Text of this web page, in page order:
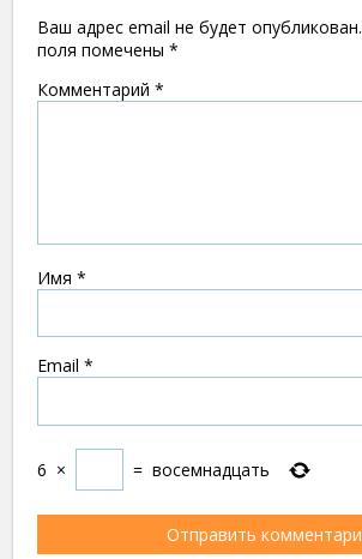
Ваш адрес email не будет опубликован.
поля помечены *
Комментарий *
Имя *
Email *
6 × = восемнадцать